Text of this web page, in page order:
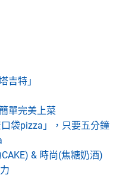
吉特」
單完美上菜
袋pizza」，只要五分鐘
& 時尚(焦糖奶酒)